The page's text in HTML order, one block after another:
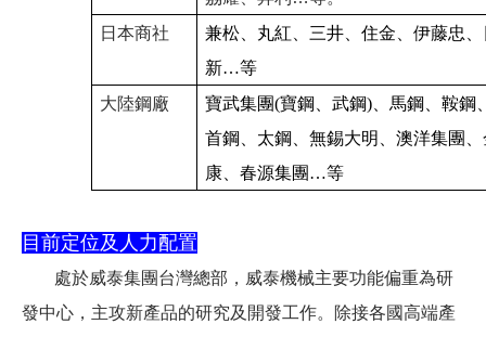
日本商社
兼松、丸紅、三井、住金、伊藤忠
新…等
大陸鋼廠
寶武集團(寶鋼、武鋼) 、馬鋼、鞍
首鋼、太鋼、無錫大明、澳洋集團
康、春源集團…等
目前定位及人力配置
處於威泰集團台灣總部，威泰機械主要功能偏重為研
發中心，主攻新產品的研究及開發工作。除接各國高端產